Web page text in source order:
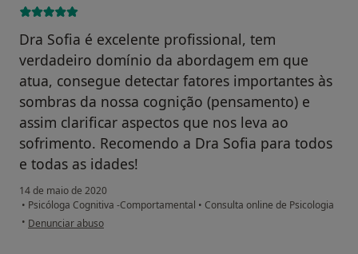
Dra Sofia é excelente profissional, tem
verdadeiro domínio da abordagem em que
atua, consegue detectar fatores importantes às
sombras da nossa cognição (pensamento) e
assim clarificar aspectos que nos leva ao
sofrimento. Recomendo a Dra Sofia para todos
e todas as idades!
14 de maio de 2020
• Psicóloga Cognitiva -Comportamental • Consulta online de Psicologia
• na opinião do utilizador Marcia R.
Denunciar abuso